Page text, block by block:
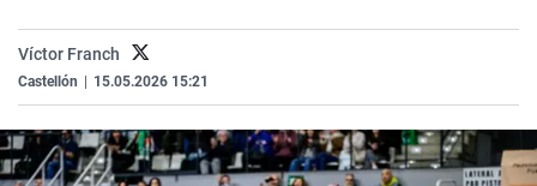
Como el perro y el
Equipo de
Operación Viuda
La Rioja
Navarra
Elecciones
Víctor Franch
Castellón 15.05.2026 15:21